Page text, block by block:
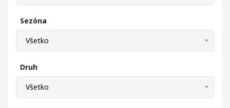
Sezóna
Všetko
Druh
Všetko